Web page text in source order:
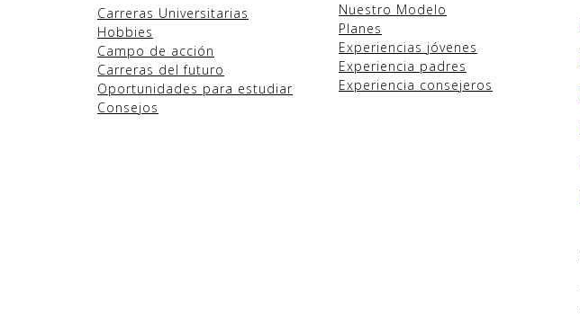
Carreras Universitarias
Hobbies
Campo de acción
Carreras del futuro
Oportunidades para estudiar
Consejos
Nuestro Modelo
Planes
Experiencias jóvenes
Experiencia padres
Experiencia consejeros